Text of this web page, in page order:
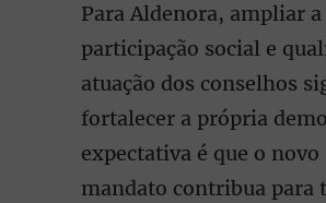
Para Aldenora, ampliar a
participação social e
atuação dos conselhos
fortalecer a própria
expectativa é que o novo
mandato contribua para